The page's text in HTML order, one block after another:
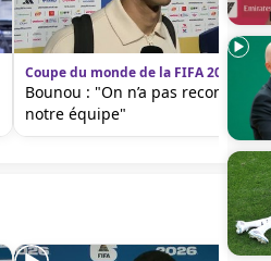
Coupe du monde de la FIFA 2026
Bounou : "On n’a pas reconnu
notre équipe"